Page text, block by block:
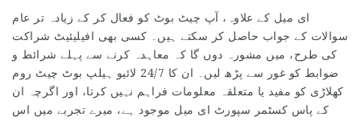
ای میل کے علاوہ، آپ چیٹ بوٹ کو فعال کر کے زیادہ تر عام
سوالات کے جواب حاصل کر سکتے ہیں۔ کسی بھی افیلیئیٹ شراکت
کی طرح، میں مشورہ دوں گا کہ معاہدہ کرنے سے پہلے شرائط و
ضوابط کو غور سے پڑھ لیں۔ ان کا 24/7 لائیو ہیلپ بوٹ چیٹ روم
کھلاڑی کو مفید یا متعلقہ معلومات فراہم نہیں کرتا، اور اگرچہ ان
کے پاس کسٹمر سپورٹ ای میل موجود ہے، میرے تجربے میں اس